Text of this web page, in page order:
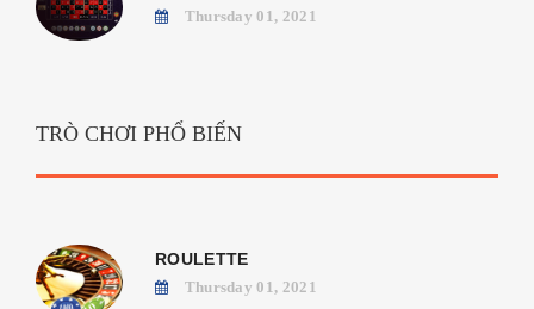
Thursday 01, 2021
TRÒ CHƠI PHỔ BIẾN
ROULETTE
Thursday 01, 2021